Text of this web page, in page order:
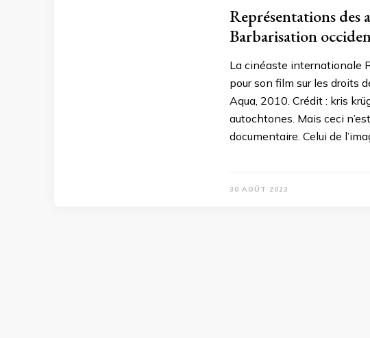
Représentations des
Barbarisation
La cinéaste internationale
pour son film sur les droits
Aqua, 2010. Crédit : kris
autochtones. Mais ceci
documentaire. Celui de
30 AOÛT 2023